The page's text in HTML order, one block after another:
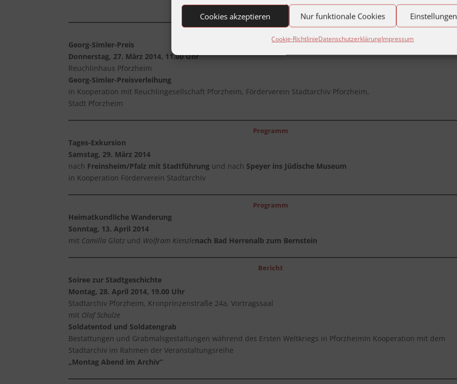
Cookies akzeptieren Nur funktionale Cookies
Cookie-RichtlinieDatenschutzerklärungImpressum
Georg-Simler-Preis
Donnerstag, 27. März 2014, 11.00 Uhr
Reuchlinhaus Pforzheim
Georg-Simler-Preisverleihung
in Kooperation mit Reuchlingesellschaft Pforzheim, Förderverein Stadtarchiv Pforzheim,
Stadt Pforzheim
Programm
Tages-Exkursion
Samstag, 29. März 2014
nach Freinsheim/Pfalz mit Stadtführung und nach Speyer ins Jüdische Museum
in Kooperation Förderverein Stadtarchiv
Programm
Heimatkundliche Wanderung
Sonntag, 13. April 2014
mit Camilla Glatz und Wolfram Kienzlenach Bad Herrenalb zum Bernstein
Bericht
Soiree zur Stadtgeschichte
Montag, 28. April 2014, 19.00 Uhr
Stadtarchiv Pforzheim, Kronprinzenstraße 24a, Vortragssaal
mit Olaf Schulze
Soldatentod und Soldatengrab
Bestattungen und Grabmalsgestaltungen während des Ersten Weltkriegs in PforzheimIn Kooperation mit dem
Stadtarchiv im Rahmen der Veranstaltungsreihe
„Montag Abend im Archiv“